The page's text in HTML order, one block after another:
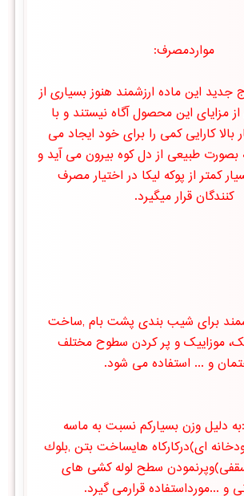
مواردمصرف:
جدید این ماده ارزشمند هنوز بسیاری از
مزایای این محصول آگاه نیستند و با
بالا کارایی کمی را برای خود ایجاد می
بصورت طبیعی از دل کوه بیرون می آید و
کمتر از پوکه لیکا در اختیار مصرف
کنندگان قرار میگیرد.
برای شیب بندی پشت بام ,ساخت
موزاییک و پر کردن سطوح مختلف
و ... استفاده می شود.
دلیل وزن بسیاركم نسبت به ماسه
ای)دركاركاه هایساخت بتن ,بلوك
سطح لوله كشی های
و ...مورداستفاده قرارمی گیرد.